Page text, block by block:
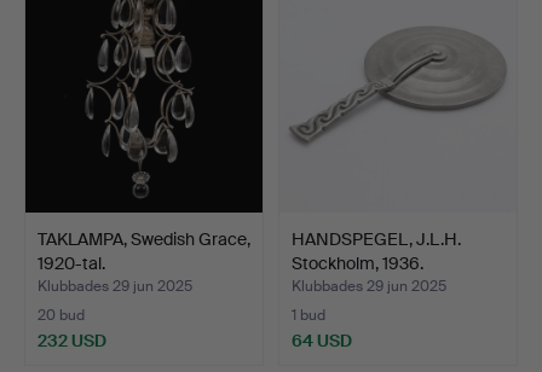
TAKLAMPA, Swedish Grace,
1920-tal.
Klubbades 29 jun 2025
20 bud
232 USD
HANDSPEGEL, J.L.H.
Stockholm, 1936.
Klubbades 29 jun 2025
1 bud
64 USD